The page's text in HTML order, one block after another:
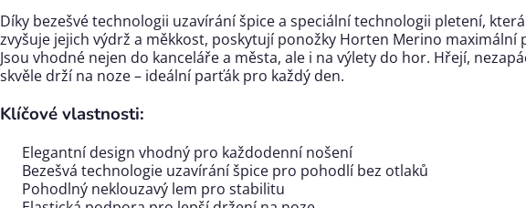
Díky bezešvé technologii uzavírání špice a speciální technologii pletení, která
zvyšuje jejich výdrž a měkkost, poskytují ponožky Horten Merino maximální
Jsou vhodné nejen do kanceláře a města, ale i na výlety do hor. Hřejí,
skvěle drží na noze – ideální parťák pro každý den.
Klíčové vlastnosti:
Elegantní design vhodný pro každodenní nošení
Bezešvá technologie uzavírání špice pro pohodlí bez otlaků
Pohodlný neklouzavý lem pro stabilitu